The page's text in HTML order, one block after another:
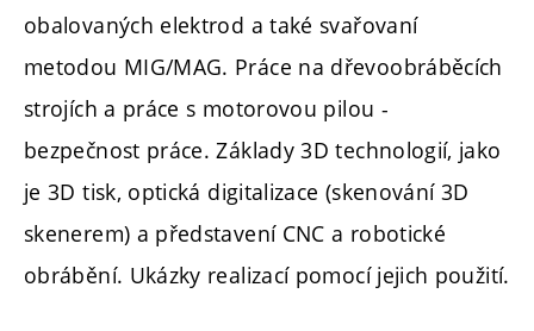
obalovaných elektrod a také svařovaní
metodou MIG/MAG. Práce na dřevoobráběcích
strojích a práce s motorovou pilou -
bezpečnost práce. Základy 3D technologií, jako
je 3D tisk, optická digitalizace (skenování 3D
skenerem) a představení CNC a robotické
obrábění. Ukázky realizací pomocí jejich použití.